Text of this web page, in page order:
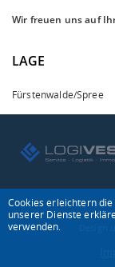
Wir freuen uns auf
LAGE
Fürstenwalde/Spree
Cookies erleichtern
unserer Dienste
verwenden.